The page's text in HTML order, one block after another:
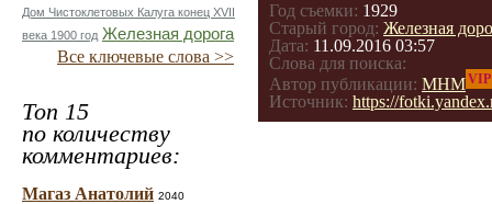
Дом Чистоклетовых Калуга конец ХVII
века 1900 год Железная дорога
Все ключевые слова >>
Топ 15
по количеству
комментариев:
Магаз Анатолий 2040
Год съемки: 1929
Старый город: Железная
Дата: 11.09.2016 03:57
Слова для поиска:
Автор публикации: МНМVIP
Источник: https://